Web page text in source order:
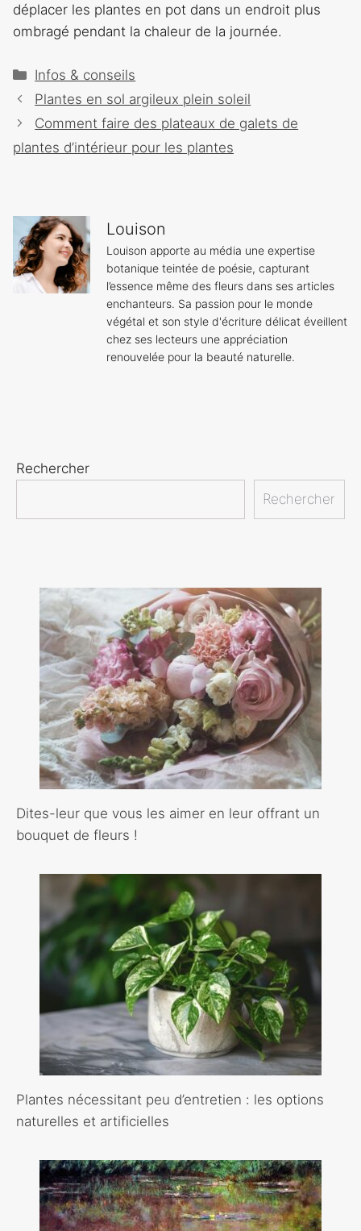
déplacer les plantes en pot dans un endroit plus
ombragé pendant la chaleur de la journée.
Catégories
Infos & conseils
Navigation
des
Plantes en sol argileux plein soleil
Comment faire des plateaux de galets de
plantes d’intérieur pour les plantes
Louison
Louison apporte au média une expertise
botanique teintée de poésie, capturant
l’essence même des fleurs dans ses articles
enchanteurs. Sa passion pour le monde
végétal et son style d'écriture délicat éveillent
chez ses lecteurs une appréciation
renouvelée pour la beauté naturelle.
Rechercher
Rechercher
Dites-leur que vous les aimer en leur offrant un
bouquet de fleurs !
Plantes nécessitant peu d’entretien : les options
naturelles et artificielles